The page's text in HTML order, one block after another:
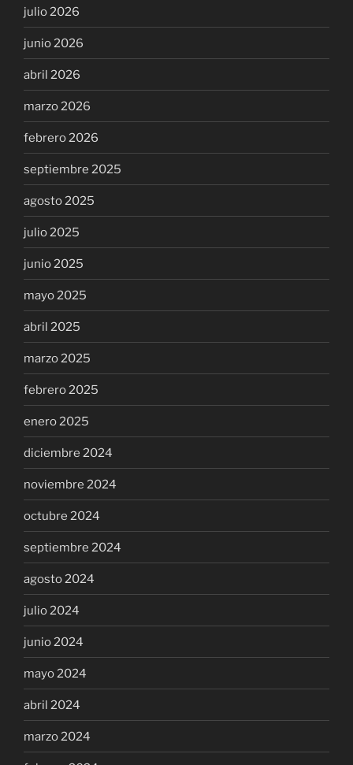
julio 2026
junio 2026
abril 2026
marzo 2026
febrero 2026
septiembre 2025
agosto 2025
julio 2025
junio 2025
mayo 2025
abril 2025
marzo 2025
febrero 2025
enero 2025
diciembre 2024
noviembre 2024
octubre 2024
septiembre 2024
agosto 2024
julio 2024
junio 2024
mayo 2024
abril 2024
marzo 2024